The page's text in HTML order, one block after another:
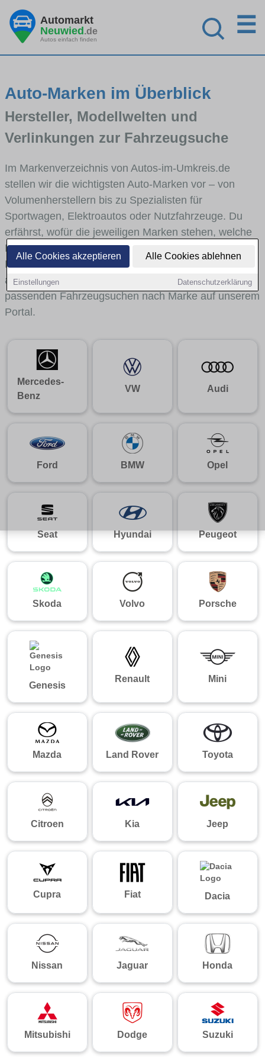
Alle Cookies akzeptieren Alle Cookies ablehnen
Einstellungen Datenschutzerklärung
Automarkt
Neuwied.de
Autos einfach finden
☰
Auto-Marken im Überblick
Hersteller, Modellwelten und
Verlinkungen zur Fahrzeugsuche
Im Markenverzeichnis von Autos-im-Umkreis.de
stellen wir die wichtigsten Auto-Marken vor – von
Volumenherstellern bis zu Spezialisten für
Sportwagen, Elektroautos oder Nutzfahrzeuge. Du
erfährst, wofür die jeweiligen Marken stehen, welche
Fahrzeugklassen sie abdecken und wie sich die
Modellwelten unterscheiden. Von den Markenportraits
aus gelangst du mit internen Links bequem zu den
passenden Fahrzeugsuchen nach Marke auf unserem
Portal.
Mercedes-
Benz
VW Audi
Ford BMW Opel
Seat Hyundai Peugeot
Skoda Volvo Porsche
Genesis
Renault Mini
Mazda Land Rover Toyota
Citroen Kia Jeep
Cupra Fiat Dacia
Nissan Jaguar Honda
Mitsubishi Dodge Suzuki